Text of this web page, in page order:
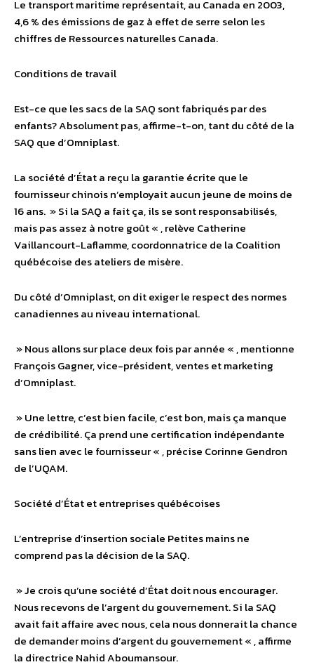
Le transport maritime représentait, au Canada en 2003,
4,6 % des émissions de gaz à effet de serre selon les
chiffres de Ressources naturelles Canada.
Conditions de travail
Est-ce que les sacs de la SAQ sont fabriqués par des
enfants? Absolument pas, affirme-t-on, tant du côté de la
SAQ que d’Omniplast.
La société d’État a reçu la garantie écrite que le
fournisseur chinois n’employait aucun jeune de moins de
16 ans. » Si la SAQ a fait ça, ils se sont responsabilisés,
mais pas assez à notre goût « , relève Catherine
Vaillancourt-Laflamme, coordonnatrice de la Coalition
québécoise des ateliers de misère.
Du côté d’Omniplast, on dit exiger le respect des normes
canadiennes au niveau international.
» Nous allons sur place deux fois par année « , mentionne
François Gagner, vice-président, ventes et marketing
d’Omniplast.
» Une lettre, c’est bien facile, c’est bon, mais ça manque
de crédibilité. Ça prend une certification indépendante
sans lien avec le fournisseur « , précise Corinne Gendron
de l’UQAM.
Société d’État et entreprises québécoises
L’entreprise d’insertion sociale Petites mains ne
comprend pas la décision de la SAQ.
» Je crois qu’une société d’État doit nous encourager.
Nous recevons de l’argent du gouvernement. Si la SAQ
avait fait affaire avec nous, cela nous donnerait la chance
de demander moins d’argent du gouvernement « , affirme
la directrice Nahid Aboumansour.